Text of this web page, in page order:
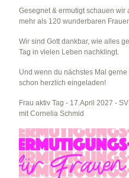
Gesegnet & ermutigt schauen
mehr als 120 wunderbaren
Wir sind Gott dankbar, wie alles
Tag in vielen Leben nachklingt.
Und wenn du nächstes Mal
schon herzlich eingeladen!
Frau aktiv Tag - 17.April 2027 -
mit Cornelia Schmid